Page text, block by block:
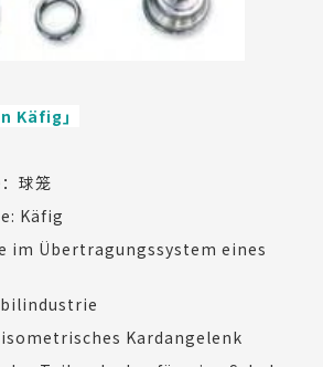
Käfig」
球笼
Käfig
im Übertragungssystem eines
Kardangelenk